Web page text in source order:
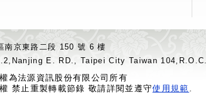
南京東路二段 150 號 6 樓
E. RD., Taipei City Taiwan 104,R.O.C.
為法源資訊股份有限公司所有
禁止重製轉載節錄 敬請詳閱並遵守使用規範